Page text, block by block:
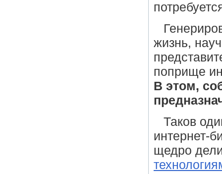
жизнь,
поприще
В этом,
Таков
интернет-
щедро